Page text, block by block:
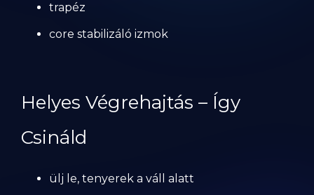
trapéz
core stabilizáló izmok
Helyes Végrehajtás – Így
Csináld
ülj le, tenyerek a váll alatt